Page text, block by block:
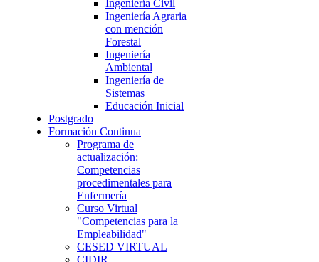
Ingeniería Civil
Ingeniería Agraria
con mención
Forestal
Ingeniería
Ambiental
Ingeniería de
Sistemas
Educación Inicial
Postgrado
Formación Continua
Programa de
actualización:
Competencias
procedimentales para
Enfermería
Curso Virtual
"Competencias para la
Empleabilidad"
CESED VIRTUAL
CIDIR